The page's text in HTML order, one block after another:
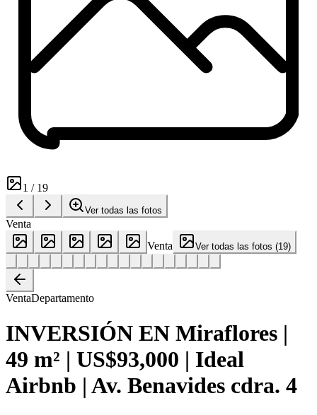
1 / 19
Ver todas las fotos
Venta
Venta
Ver todas las fotos (19)
VentaDepartamento
INVERSIÓN EN Miraflores |
49 m² | US$93,000 | Ideal
Airbnb | Av. Benavides cdra. 4